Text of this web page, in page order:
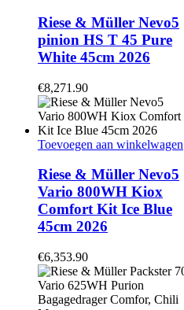
Riese & Müller Nevo5
pinion HS T 45 Pure
White 45cm 2026
€8,271.90
Toevoegen aan winkelwagen
Riese & Müller Nevo5
Vario 800WH Kiox
Comfort Kit Ice Blue
45cm 2026
€6,353.90